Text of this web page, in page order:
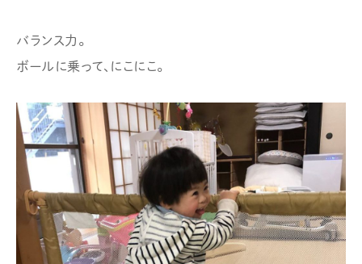
バランス力。
ボールに乗って、にこにこ。